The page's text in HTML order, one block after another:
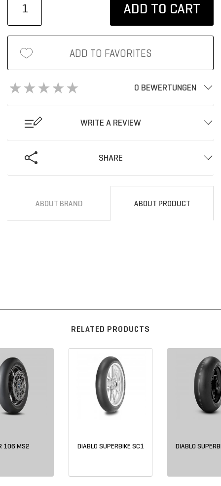
ADD TO CART
ADD TO FAVORITES
0 BEWERTUNGEN
WRITE A REVIEW
SHARE
ABOUT BRAND ABOUT PRODUCT
RELATED PRODUCTS
DIABLO SUPERBIKE SC1 DIABLO
106 MS2